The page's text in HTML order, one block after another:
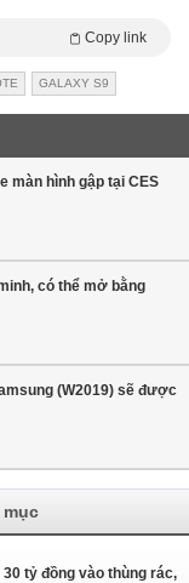
Copy link
GALAXY S9
màn hình gập tại CES
có thể mở bằng
(W2019) sẽ được
tỷ đồng vào thùng rác,